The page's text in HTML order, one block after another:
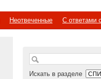
Неотвеченные
С ответами
Искать в разделе